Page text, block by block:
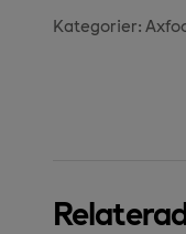
Kategorier: